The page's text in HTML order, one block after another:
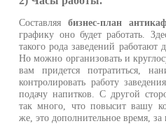
Составляябизнес-план
графику оно будет работать.
такого рода заведений работают
Но можно организовать и
вам придется потратиться,
контролировать работу
подачу напитков. С другой
так много, что повысит вашу
же, это дополнительное время, за